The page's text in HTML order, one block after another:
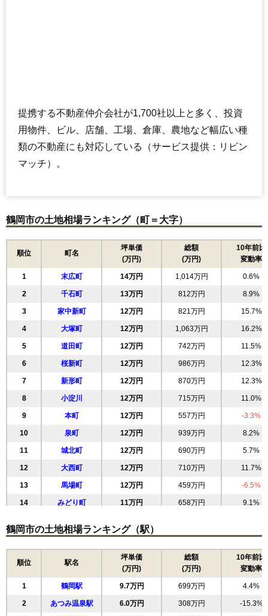
提携する不動産仲介会社が1,700社以上と多く、投資
用物件、ビル、店舗、工場、倉庫、農地など幅広い種
類の不動産にも対応している（サービス提供：リビン
マッチ）。
鶴岡市の土地相場ランキング（町＝大字）
順位 町名
坪単価
(万円)
総額
(万円)
10年前比
変動率
1 末広町 14万円 1,014万円 0.6%
2 千石町 13万円 812万円 8.9%
3 家中新町 12万円 821万円 15.7%
4 大塚町 12万円 1,063万円 16.2%
5 道田町 12万円 742万円 11.5%
6 桜新町 12万円 986万円 12.3%
7 新形町 12万円 870万円 12.3%
8 小淀川 12万円 715万円 11.0%
9 本町 12万円 557万円 -3.3%
10 泉町 12万円 939万円 8.2%
11 城北町 12万円 690万円 5.7%
12 大西町 12万円 710万円 11.7%
13 馬場町 12万円 459万円 -6.5%
14 みどり町 11万円 658万円 9.1%
16 睦町 11万円 530万円 7.3%
11万円 853万円 15.6%
11万円 783万円 13.7%
19 西新斎町 11万円 1,117万円 13.7%
20 文園町 11万円 811万円 11.3%
鶴岡市の土地相場ランキング（駅）
順位 駅名
坪単価
(万円)
総額
(万円)
10年前比
変動率
1 鶴岡駅 9.7万円 699万円 4.4%
2 あつみ温泉駅 6.0万円 308万円 -15.3%